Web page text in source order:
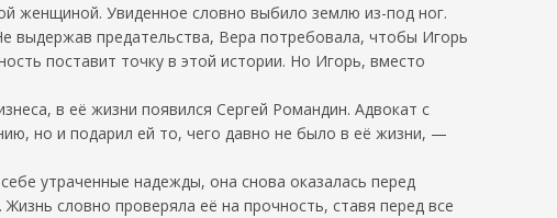
женщиной. Увиденное словно выбило землю из-под ног.
выдержав предательства, Вера потребовала, чтобы Игорь
поставит точку в этой истории. Но Игорь, вместо
в её жизни появился Сергей Романдин. Адвокат с
но и подарил ей то, чего давно не было в её жизни, —
утраченные надежды, она снова оказалась перед
словно проверяла её на прочность, ставя перед все